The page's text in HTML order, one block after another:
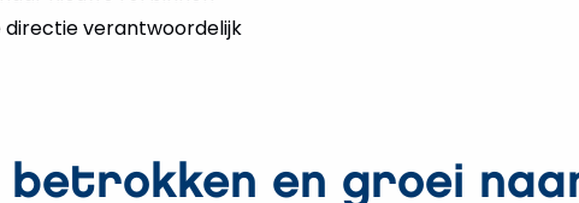
directie verantwoordelijk
betrokken en groei